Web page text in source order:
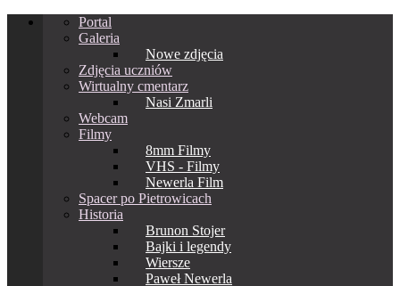
Portal
Galeria
Nowe zdjęcia
Zdjęcia uczniów
Wirtualny cmentarz
Nasi Zmarli
Webcam
Filmy
8mm Filmy
VHS - Filmy
Newerla Film
Spacer po Pietrowicach
Historia
Brunon Stojer
Bajki i legendy
Wiersze
Paweł Newerla